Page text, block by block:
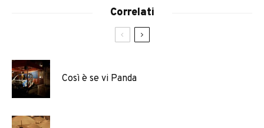
Correlati
Così è se vi Panda